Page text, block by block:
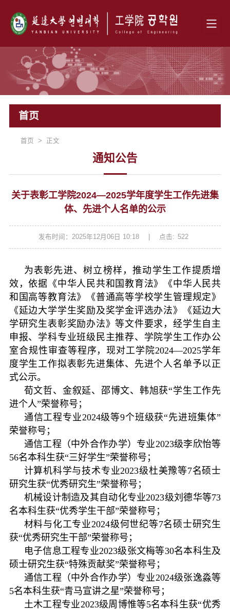
首页
首页 > 正文
通知公告
关于表彰工学院2024—2025学年度学生工作先进集
体、先进个人名单的公示
发布时间：2025年12月06日 10:18 点击: 522
为表彰先进、树立榜样，推动学生工作提质增
效，依据《中华人民共和国教育法》《中华人民共
和国高等教育法》《普通高等学校学生管理规定》
《延边大学学生奖励及奖学金评选办法》《延边大
学研究生表彰奖励办法》等文件要求，经学生自主
申报、学科专业班级民主推荐、学院学生工作办公
室合规性审查等程序，现对工学院2024—2025学年
度学生工作拟表彰先进集体、先进个人名单予以正
式公示。
荀文哲、金叙延、邵博文、韩旭获“学生工作先
进个人”荣誉称号；
通信工程专业2024级等9个班级获“先进班集体”
荣誉称号；
通信工程（中外合作办学）专业2023级李欣怡等
56名本科生获“三好学生”荣誉称号；
计算机科学与技术专业2023级杜美豫等7名硕士
研究生获“优秀研究生”荣誉称号；
机械设计制造及其自动化专业2023级刘德华等73
名本科生获“优秀学生干部”荣誉称号；
材料与化工专业2024级何世纪等7名硕士研究生
获“优秀研究生干部”荣誉称号；
电子信息工程专业2023级张文梅等30名本科生及
硕士研究生获“特殊贡献奖”荣誉称号；
通信工程（中外合作办学）专业2024级张逸淼等
5名本科生获“青马宣讲之星”荣誉称号；
土木工程专业2023级周博惟等5名本科生获“优秀